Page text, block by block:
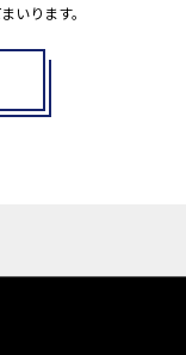
いります。